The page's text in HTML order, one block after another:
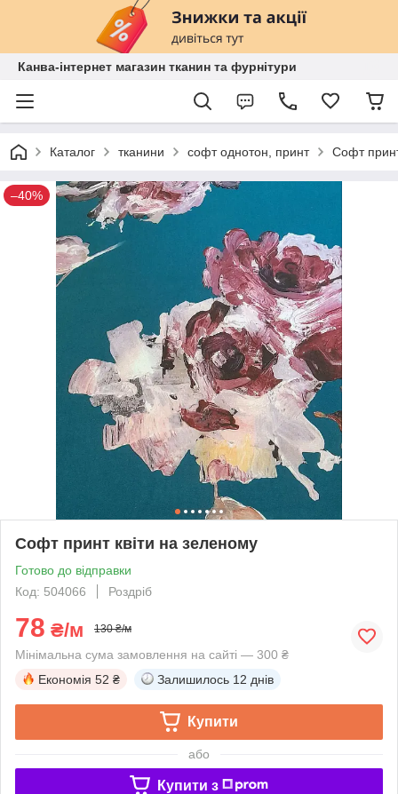
Канва-інтернет магазин тканин та фурнітури
Каталог тканини софт однотон, принт Софт
–40%
Софт принт квіти на зеленому
Готово до відправки
Код: 504066
Роздріб
78 ₴/м 130 ₴/м
Мінімальна сума замовлення на сайті — 300 ₴
Економія 52 ₴ Залишилось 12 днів
Купити
або
Купити з